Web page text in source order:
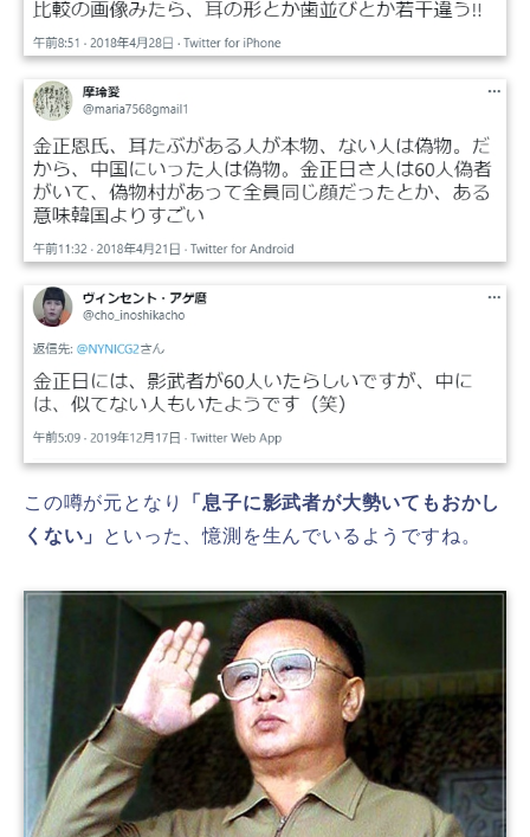
この噂が元となり 「 息子に影武者が大勢いてもおかし
くない」
といった、憶測を生んでいるようですね。